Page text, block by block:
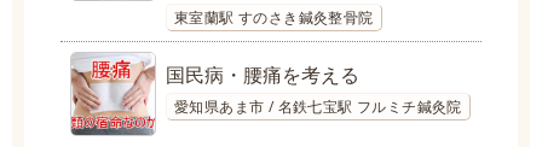
東室蘭駅 すのさき鍼灸整骨院
国民病・腰痛を考える
愛知県あま市 / 名鉄七宝駅 フルミチ鍼灸院